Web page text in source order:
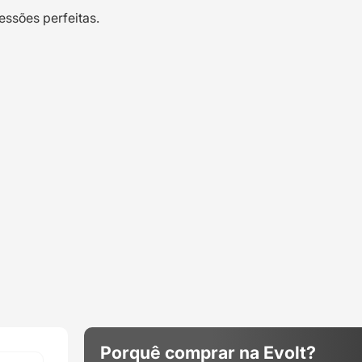
perfeitas.
Porquê comprar na Evolt?